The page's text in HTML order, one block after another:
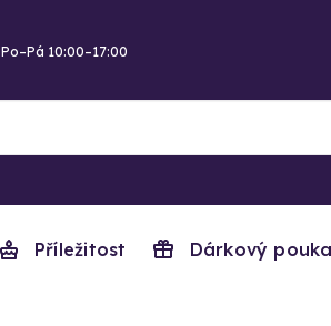
Po–Pá 10:00–17:00
Příležitost Dárkový